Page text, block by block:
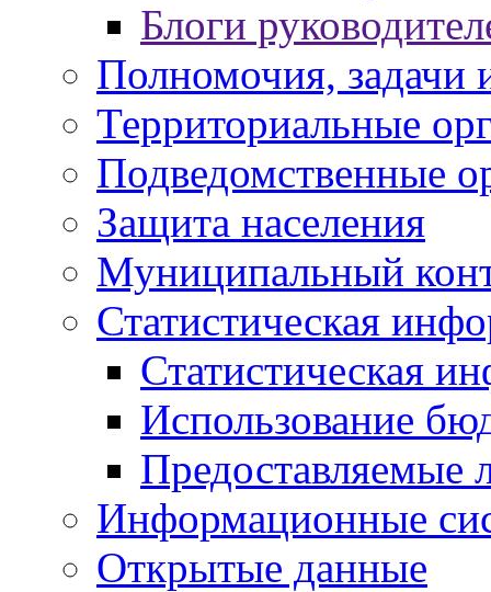
Блоги
Полномочия, задачи
Территориальные
Подведомственные
Защита населения
Муниципальный
Статистическая
Статистическая
Использование
Предоставляемые
Информационные
Открытые данные